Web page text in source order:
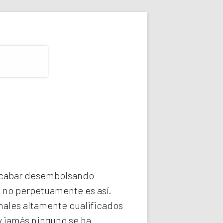
desembolsando
perpetuamente es así.
altamente cualificados
ninguno se ha